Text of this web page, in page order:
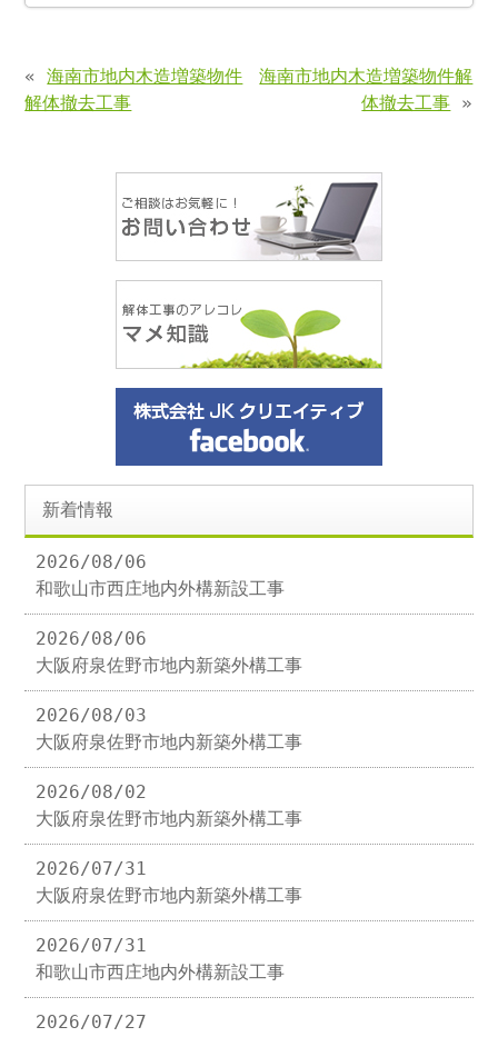
«海南市地内木造増築物件
解体撤去工事
海南市地内木造増築物件解
体撤去工事 »
新着情報
2026/08/06
和歌山市西庄地内外構新設工事
2026/08/06
大阪府泉佐野市地内新築外構工事
2026/08/03
大阪府泉佐野市地内新築外構工事
2026/08/02
大阪府泉佐野市地内新築外構工事
2026/07/31
大阪府泉佐野市地内新築外構工事
2026/07/31
和歌山市西庄地内外構新設工事
2026/07/27